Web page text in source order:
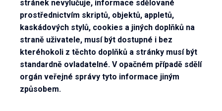
stránek nevylučuje, informace sdělované
prostřednictvím skriptů, objektů, appletů,
kaskádových stylů, cookies a jiných doplňků na
straně uživatele, musí být dostupné i bez
kteréhokoli z těchto doplňků a stránky musí být
standardně ovladatelné. V opačném případě sdělí
orgán veřejné správy tyto informace jiným
způsobem.